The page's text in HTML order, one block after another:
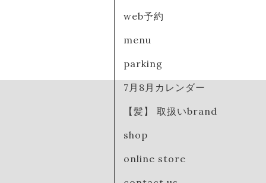
web予約
menu
parking
7月8月カレンダー
【髪】 取扱いbrand
shop
online store